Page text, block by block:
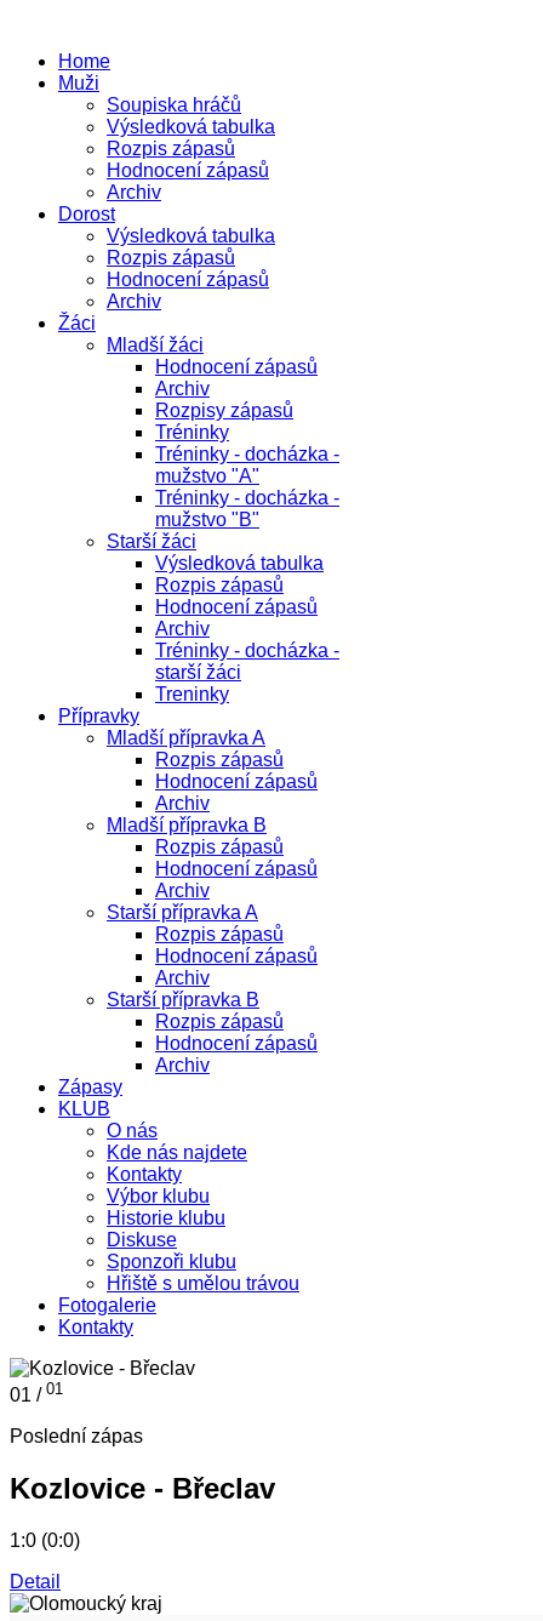
Home
Muži
Soupiska hráčů
Výsledková tabulka
Rozpis zápasů
Hodnocení zápasů
Archiv
Dorost
Výsledková tabulka
Rozpis zápasů
Hodnocení zápasů
Archiv
Žáci
Mladší žáci
Hodnocení zápasů
Archiv
Rozpisy zápasů
Tréninky
Tréninky - docházka -
mužstvo "A"
Tréninky - docházka -
mužstvo "B"
Starší žáci
Výsledková tabulka
Rozpis zápasů
Hodnocení zápasů
Archiv
Tréninky - docházka -
starší žáci
Treninky
Přípravky
Mladší přípravka A
Rozpis zápasů
Hodnocení zápasů
Archiv
Mladší přípravka B
Rozpis zápasů
Hodnocení zápasů
Archiv
Starší přípravka A
Rozpis zápasů
Hodnocení zápasů
Archiv
Starší přípravka B
Rozpis zápasů
Hodnocení zápasů
Archiv
Zápasy
KLUB
O nás
Kde nás najdete
Kontakty
Výbor klubu
Historie klubu
Diskuse
Sponzoři klubu
Hřiště s umělou trávou
Fotogalerie
Kontakty
01 / 01
Poslední zápas
Kozlovice - Břeclav
1:0 (0:0)
Detail